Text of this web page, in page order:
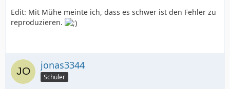
Edit: Mit Mühe meinte ich, dass es schwer ist den Fehler zu
reproduzieren.
jonas3344
Schüler